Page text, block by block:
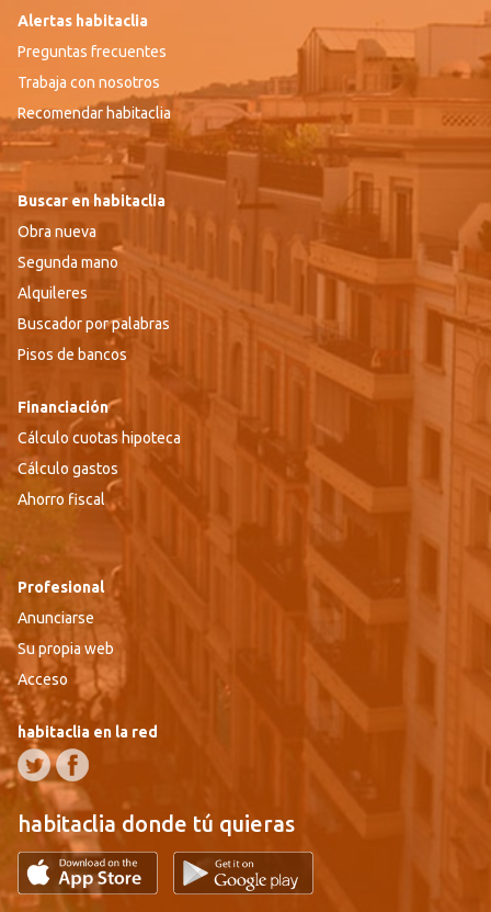
Alertas habitaclia
Preguntas frecuentes
Trabaja con nosotros
Recomendar habitaclia
Buscar en habitaclia
Obra nueva
Segunda mano
Alquileres
Buscador por palabras
Pisos de bancos
Financiación
Cálculo cuotas hipoteca
Cálculo gastos
Ahorro fiscal
Profesional
Anunciarse
Su propia web
Acceso
habitaclia en la red
habitaclia donde tú quieras